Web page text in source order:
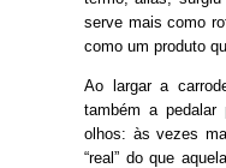
serve mais como
como um produto
Ao largar a
também a pedalar
olhos: às vezes
“real” do que